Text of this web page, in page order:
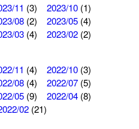
11 (3) 2023/10 (1)
08 (2) 2023/05 (4)
03 (4) 2023/02 (2)
11 (4) 2022/10 (3)
08 (4) 2022/07 (5)
05 (9) 2022/04 (8)
02 (21)